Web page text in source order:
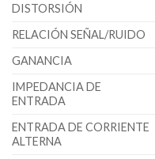
DISTORSIÓN
RELACIÓN SEÑAL/RUIDO
GANANCIA
IMPEDANCIA DE
ENTRADA
ENTRADA DE CORRIENTE
ALTERNA